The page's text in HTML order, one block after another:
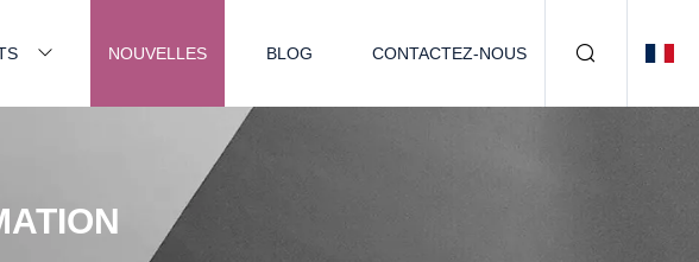
NOUVELLES BLOG CONTACTEZ-NOUS